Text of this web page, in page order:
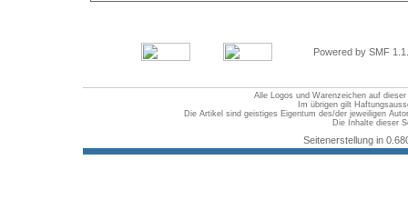
Powered by SMF
Alle Logos und Warenzeichen auf
Im übrigen gilt
Die Artikel sind geistiges Eigentum des/der jeweiligen
Die Inhalte dieser
Seitenerstellung in